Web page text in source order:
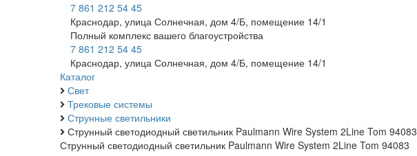
7 861 212 54 45
Краснодар, улица Солнечная, дом 4/Б, помещение 14/1
Полный комплекс вашего благоустройства
7 861 212 54 45
Краснодар, улица Солнечная, дом 4/Б, помещение 14/1
Каталог
Свет
Трековые системы
Струнные светильники
Струнный светодиодный светильник Paulmann Wire System 2Line Tom 94083
Струнный светодиодный светильник Paulmann Wire System 2Line Tom 94083